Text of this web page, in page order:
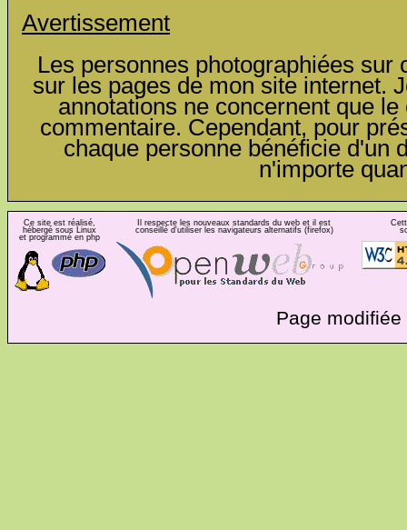
Avertissement
Les personnes photographiées
sur les pages de mon site internet.
annotations ne concernent que
commentaire. Cependant, pour
chaque personne bénéficie d'un
n'importe
Ce site est réalisé,
hébergé sous Linux
et programmé en php
Il respecte les nouveaux standards du web et il est
conseillé d'utiliser les navigateurs alternatifs (firefox)
Page